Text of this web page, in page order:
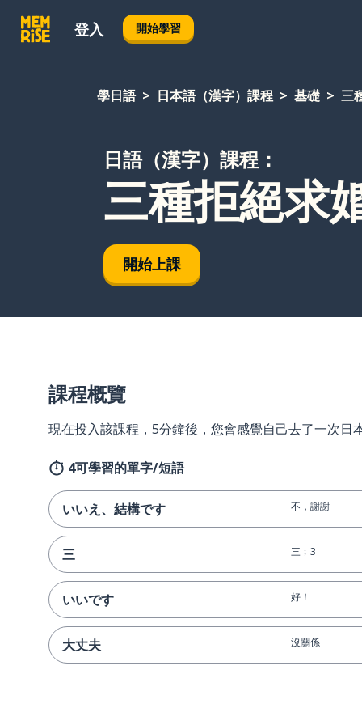
登入 開始學習
學日語 日本語（漢字）課程 基礎 三
日語（漢字）課程：
三種拒絕求
開始上課
課程概覽
現在投入該課程，5分鐘後，您會感覺自己去了一次日
4可學習的單字/短語
いいえ、結構です 不，謝謝
三 三﹔3
いいです 好！
大丈夫 沒關係